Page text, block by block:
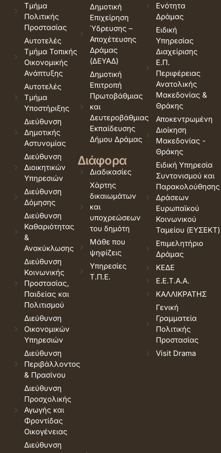
Τμήμα
Πολιτικής
Προστασίας
Αυτοτελές
Τμήμα Τοπικής
Οικονομικής
Ανάπτυξης
Αυτοτελές
Τμήμα
Υποστήριξης
Διεύθυνση
Δημοτικής
Αστυνομίας
Διεύθυνση
Διοικητικών
Υπηρεσιών
Διεύθυνση
Δόμησης
Διεύθυνση
Καθαριότητας
&
Ανακύκλωσης
Διεύθυνση
Κοινωνικής
Προστασίας,
Παιδείας και
Πολιτισμού
Διεύθυνση
Οικονομικών
Υπηρεσιών
Διεύθυνση
Περιβάλλοντος
& Πρασίνου
Διεύθυνση
Προσχολικής
Αγωγής και
Φροντίδας
Οικογένειας
Διεύθυνση
Δημοτική
Επιχείρηση
Ύδρευσης –
Αποχέτευσης
Δράμας
(ΔΕΥΑΔ)
Δημοτική
Επιτροπή
Πρωτοβάθμιας
και
Δευτεροβάθμιας
Εκπαίδευσης
Δήμου Δράμας
Διάφορα
Διαδικασίες
Χάρτης
δικαιωμάτων
και
υποχρεώσεων
του δημότη
Μάθε που
ψηφίζεις
Υπηρεσίες
Τ.Π.Ε.
Ενότητα
Δράμας
Ειδική
Υπηρεσίας
Διαχείρισης
Ε.Π.
Περιφέρειας
Ανατολικής
Μακεδονίας &
Θράκης
Αποκεντρωμένη
Διοίκηση
Μακεδονίας -
Θράκης
Ειδική Υπηρεσία
Συντονισμού και
Παρακολούθησης
Δράσεων
Ευρωπαϊκού
Κοινωνικού
Ταμείου (ΕΥΣΕΚΤ)
Επιμελητήριο
Δράμας
ΚΕΔΕ
Ε.Ε.Τ.Α.Α.
ΚΑΛΛΙΚΡΑΤΗΣ
Γενική
Γραμματεία
Πολιτικής
Προστασίας
Visit Drama